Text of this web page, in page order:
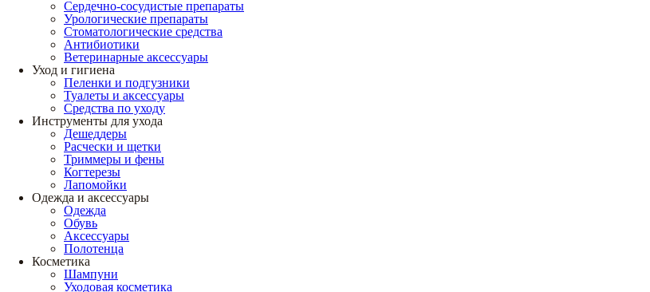
Сердечно-сосудистые препараты
Урологические препараты
Стоматологические средства
Антибиотики
Ветеринарные аксессуары
Уход и гигиена
Пеленки и подгузники
Туалеты и аксессуары
Средства по уходу
Инструменты для ухода
Дешеддеры
Расчески и щетки
Триммеры и фены
Когтерезы
Лапомойки
Одежда и аксессуары
Одежда
Обувь
Аксессуары
Полотенца
Косметика
Шампуни
Уходовая косметика